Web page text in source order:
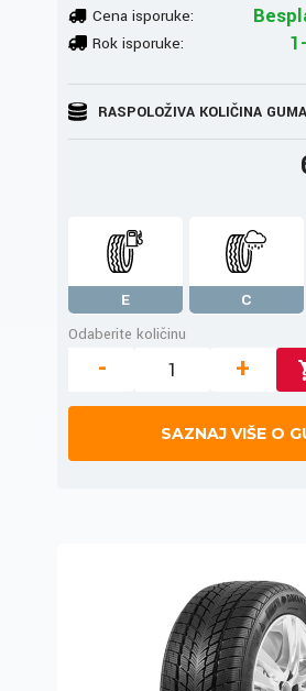
Cena isporuke:
Rok isporuke:
RASPOLOŽIVA KOLIČINA GUMA
E C
Odaberite količinu
- +
SAZNAJ VIŠE O